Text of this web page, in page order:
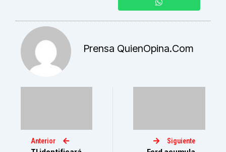
Prensa QuienOpina.com
Anterior Siguiente